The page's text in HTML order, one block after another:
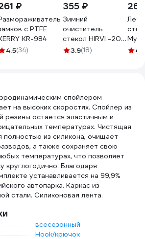
₽
с PTFE
KR-984
4.5(34)
355 ₽
Зимний
очиститель
стекол HIRVI -20
3л арт 212x212
3.9(18)
4.6
спойлером
на высоких скоростях. Спойлер из
резины остается эластичным и
температурах. Чистящая
полностью из силикона, очищает
а также сохраняет свою
температурах, что позволяет
круглогодично. Благодаря
устанавливается на 99,9%
автопарка. Каркас из
стали. Силиконовая лента.
всесезонный
Hook/крючок